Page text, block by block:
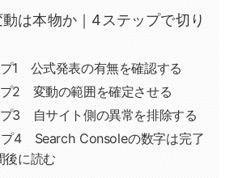
は本物か｜4ステップで切り
1 公式発表の有無を確認する
2 変動の範囲を確定させる
3 自サイト側の異常を排除する
プ4 Search Consoleの数字は完了
後に読む